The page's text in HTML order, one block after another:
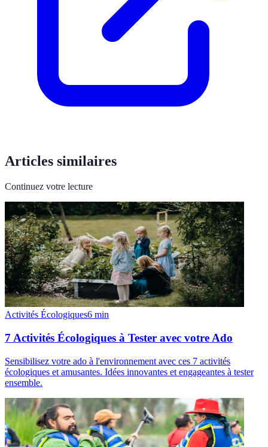
Articles similaires
Continuez votre lecture
Activités Écologiques6 min
7 Activités Écologiques à Tester avec votre Ado
Sensibilisez votre ado à l'environnement avec ces 7 activités
écologiques et amusantes. Idées innovantes et engageantes à tester
ensemble.